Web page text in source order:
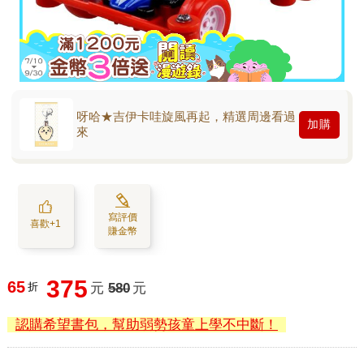
呀哈★吉伊卡哇旋風再起，精選周邊看過
來
加購
喜歡+1
寫評價
賺金幣
65 折 375 元 580 元
認購希望書包，幫助弱勢孩童上學不中斷！